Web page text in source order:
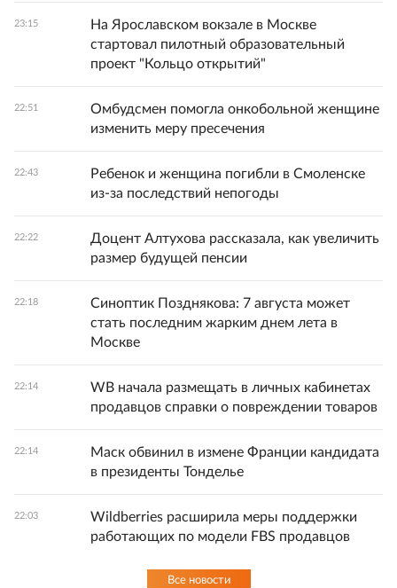
23:15
На Ярославском вокзале в Москве
стартовал пилотный образовательный
проект "Кольцо открытий"
22:51
Омбудсмен помогла онкобольной женщине
изменить меру пресечения
22:43
Ребенок и женщина погибли в Смоленске
из-за последствий непогоды
22:22
Доцент Алтухова рассказала, как увеличить
размер будущей пенсии
22:18
Синоптик Позднякова: 7 августа может
стать последним жарким днем лета в
Москве
22:14
WB начала размещать в личных кабинетах
продавцов справки о повреждении товаров
22:14
Маск обвинил в измене Франции кандидата
в президенты Тонделье
22:03
Wildberries расширила меры поддержки
работающих по модели FBS продавцов
Все новости